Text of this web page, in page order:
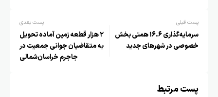
پست قبلی
سرمایه‌گذاری ۱۶.۶ همتی بخش
خصوصی در شهرهای جدید
پست بعدی
۲ هزار قطعه زمین آماده تحویل
به متقاضیان جوانی جمعیت در
جاجرم خراسان‌شمالی
پست مرتبط